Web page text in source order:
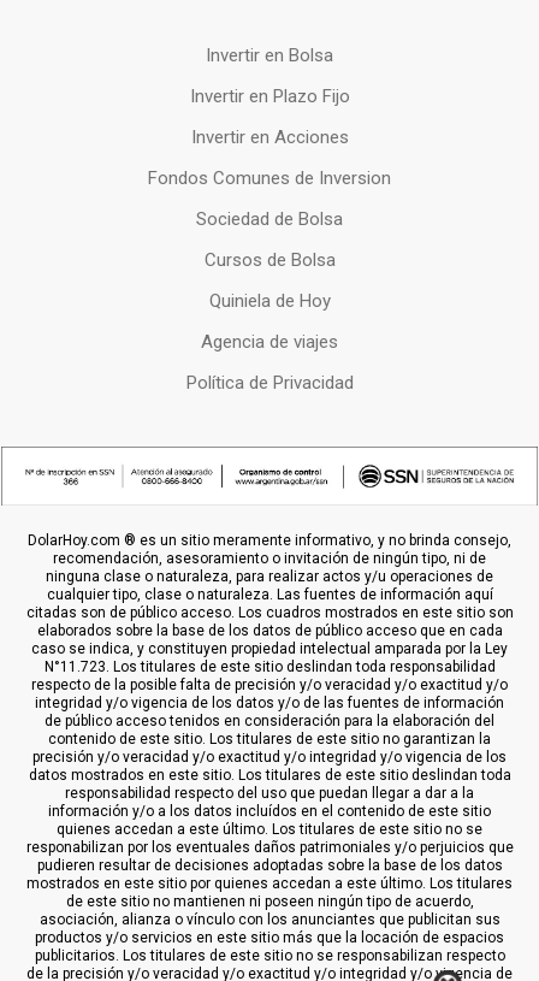
Invertir en Bolsa
Invertir en Plazo Fijo
Invertir en Acciones
Fondos Comunes de Inversion
Sociedad de Bolsa
Cursos de Bolsa
Quiniela de Hoy
Agencia de viajes
Política de Privacidad
DolarHoy.com ® es un sitio meramente informativo, y no brinda consejo,
recomendación, asesoramiento o invitación de ningún tipo, ni de
ninguna clase o naturaleza, para realizar actos y/u operaciones de
cualquier tipo, clase o naturaleza. Las fuentes de información aquí
citadas son de público acceso. Los cuadros mostrados en este sitio son
elaborados sobre la base de los datos de público acceso que en cada
caso se indica, y constituyen propiedad intelectual amparada por la Ley
N°11.723. Los titulares de este sitio deslindan toda responsabilidad
respecto de la posible falta de precisión y/o veracidad y/o exactitud y/o
integridad y/o vigencia de los datos y/o de las fuentes de información
de público acceso tenidos en consideración para la elaboración del
contenido de este sitio. Los titulares de este sitio no garantizan la
precisión y/o veracidad y/o exactitud y/o integridad y/o vigencia de los
datos mostrados en este sitio. Los titulares de este sitio deslindan toda
responsabilidad respecto del uso que puedan llegar a dar a la
información y/o a los datos incluídos en el contenido de este sitio
quienes accedan a este último. Los titulares de este sitio no se
responabilizan por los eventuales daños patrimoniales y/o perjuicios que
pudieren resultar de decisiones adoptadas sobre la base de los datos
mostrados en este sitio por quienes accedan a este último. Los titulares
de este sitio no mantienen ni poseen ningún tipo de acuerdo,
asociación, alianza o vínculo con los anunciantes que publicitan sus
productos y/o servicios en este sitio más que la locación de espacios
publicitarios. Los titulares de este sitio no se responsabilizan respecto
de la precisión y/o veracidad y/o exactitud y/o integridad y/o vigencia de